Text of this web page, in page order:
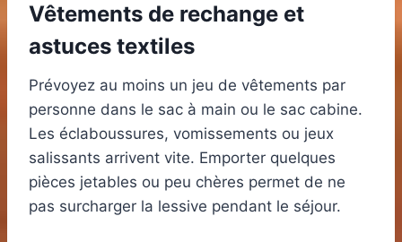
Vêtements de rechange et
astuces textiles
Prévoyez au moins un jeu de vêtements par
personne dans le sac à main ou le sac cabine.
Les éclaboussures, vomissements ou jeux
salissants arrivent vite. Emporter quelques
pièces jetables ou peu chères permet de ne
pas surcharger la lessive pendant le séjour.